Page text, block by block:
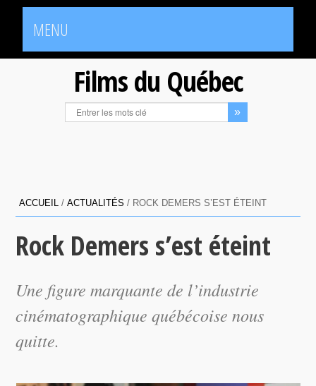
MENU
Films du Québec
ACCUEIL /ACTUALITÉS / ROCK DEMERS S’EST ÉTEINT
Rock Demers s’est éteint
Une figure marquante de l’industrie
cinématographique québécoise nous
quitte.